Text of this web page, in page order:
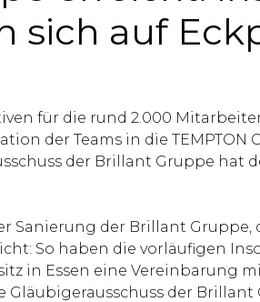
sich auf
für die rund 2.000
der Teams in die TEMPTON
der Brillant Gruppe hat
Sanierung der Brillant
So haben die vorläufigen
in Essen eine Vereinbarung
Gläubigerausschuss der